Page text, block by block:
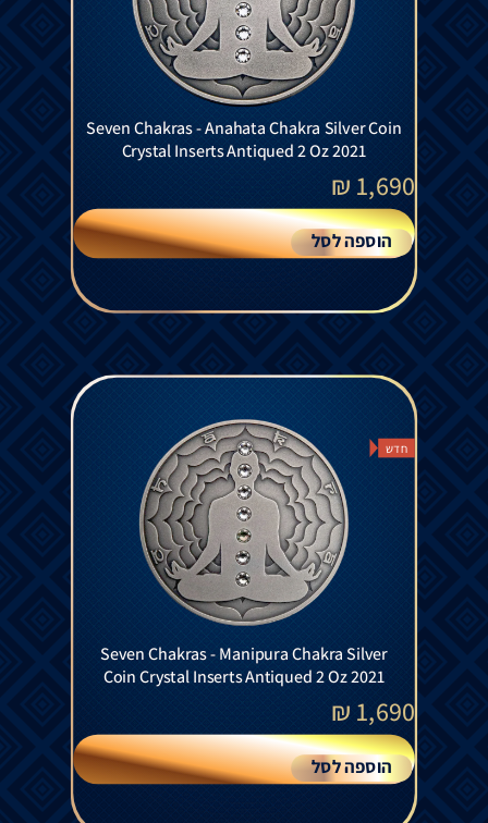
Seven Chakras - Anahata Chakra Silver Coin
Crystal Inserts Antiqued 2 Oz 2021
1,690
₪
הוספה לסל
חדש
Seven Chakras - Manipura Chakra Silver
Coin Crystal Inserts Antiqued 2 Oz 2021
1,690
₪
הוספה לסל